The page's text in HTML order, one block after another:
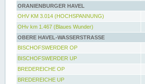
ORANIENBURGER HAVEL
OHV KM 3.014 (HOCHSPANNUNG)
OHv km 1.467 (Blaues Wunder)
OBERE HAVEL-WASSERSTRASSE
BISCHOFSWERDER OP
BISCHOFSWERDER UP
BREDEREICHE OP
BREDEREICHE UP